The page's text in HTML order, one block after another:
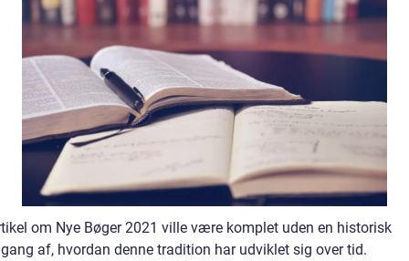
om Nye Bøger 2021 ville være komplet uden en historisk
af, hvordan denne tradition har udviklet sig over tid.